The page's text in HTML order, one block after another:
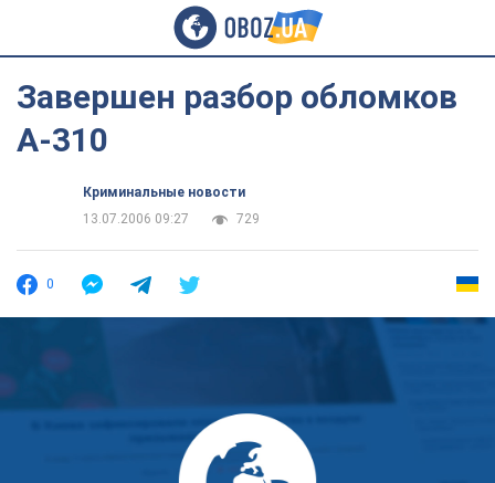
Завершен разбор обломков
А-310
Криминальные новости
13.07.2006 09:27
729
0